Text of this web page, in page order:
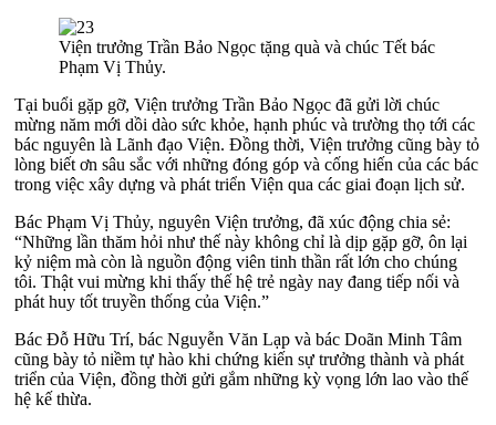
Viện trưởng Trần Bảo Ngọc tặng quà và chúc Tết bác
Phạm Vị Thủy.
Tại buổi gặp gỡ, Viện trưởng Trần Bảo Ngọc đã gửi lời chúc
mừng năm mới dồi dào sức khỏe, hạnh phúc và trường thọ tới các
bác nguyên là Lãnh đạo Viện. Đồng thời, Viện trưởng cũng bày tỏ
lòng biết ơn sâu sắc với những đóng góp và cống hiến của các bác
trong việc xây dựng và phát triển Viện qua các giai đoạn lịch sử.
Bác Phạm Vị Thủy, nguyên Viện trưởng, đã xúc động chia sẻ:
“Những lần thăm hỏi như thế này không chỉ là dịp gặp gỡ, ôn lại
kỷ niệm mà còn là nguồn động viên tinh thần rất lớn cho chúng
tôi. Thật vui mừng khi thấy thế hệ trẻ ngày nay đang tiếp nối và
phát huy tốt truyền thống của Viện.”
Bác Đỗ Hữu Trí, bác Nguyễn Văn Lạp và bác Doãn Minh Tâm
cũng bày tỏ niềm tự hào khi chứng kiến sự trưởng thành và phát
triển của Viện, đồng thời gửi gắm những kỳ vọng lớn lao vào thế
hệ kế thừa.